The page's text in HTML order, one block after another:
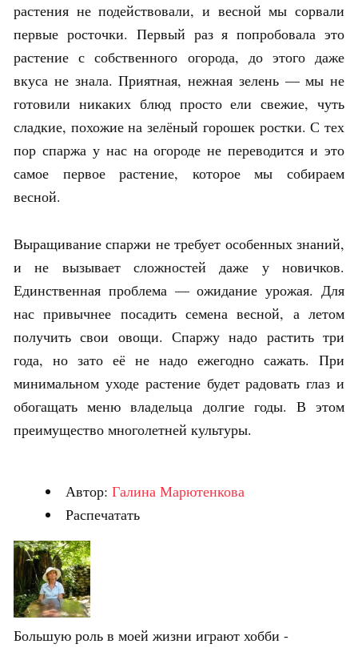
растения не подействовали, и весной мы сорвали
первые росточки. Первый раз я попробовала это
растение с собственного огорода, до этого даже
вкуса не знала. Приятная, нежная зелень — мы не
готовили никаких блюд просто ели свежие, чуть
сладкие, похожие на зелёный горошек ростки. С тех
пор спаржа у нас на огороде не переводится и это
самое первое растение, которое мы собираем
весной.
Выращивание спаржи не требует особенных знаний,
и не вызывает сложностей даже у новичков.
Единственная проблема — ожидание урожая. Для
нас привычнее посадить семена весной, а летом
получить свои овощи. Спаржу надо растить три
года, но зато её не надо ежегодно сажать. При
минимальном уходе растение будет радовать глаз и
обогащать меню владельца долгие годы. В этом
преимущество многолетней культуры.
Автор: Галина Марютенкова
Распечатать
Большую роль в моей жизни играют хобби -